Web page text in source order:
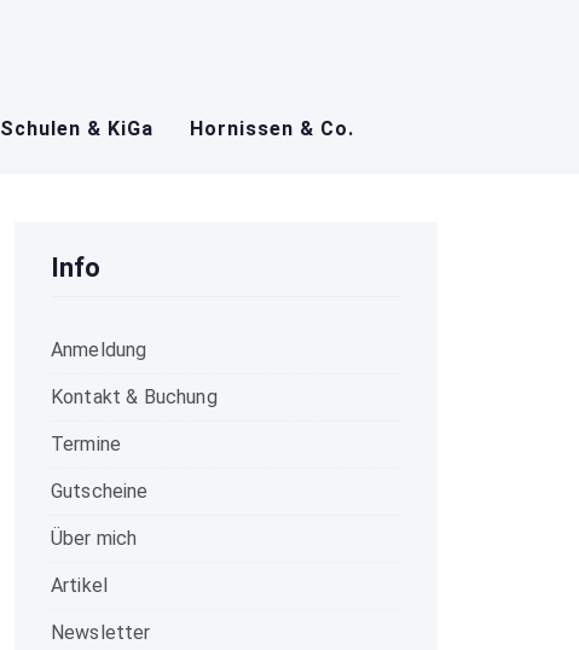
Schulen & KiGa Hornissen & Co.
Info
Anmeldung
Kontakt & Buchung
Termine
Gutscheine
Über mich
Artikel
Newsletter